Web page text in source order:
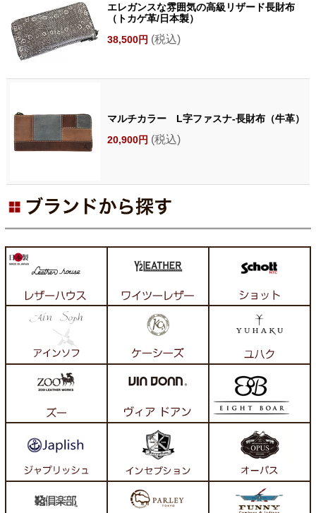
エレガンスな雰囲気の高級リザード長財布
（トカゲ革/日本製）
38,500円 (税込)
マルチカラー L字ファスナ-長財布（牛革）
20,900円 (税込)